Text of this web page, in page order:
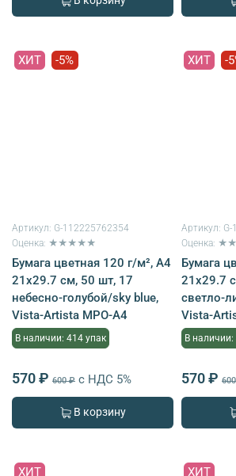
ХИТ -5%
Артикул: G-112225762354
Оценка: ★★★★★
Бумага цветная 120 г/м², A4
21х29.7 см, 50 шт, 17
небесно-голубой/sky blue,
Vista-Artista MPO-A4
В наличии: 414 упак
570 ₽ 600 ₽ с НДС 5%
В корзину
ХИТ -
Артикул:
Оценка:
Бумага
21х29.7
светло-
Vista-
В наличии:
570 ₽
ХИТ ХИТ